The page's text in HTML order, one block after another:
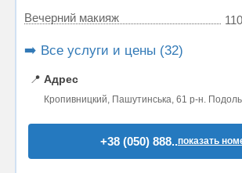
Вечерний макияж
➡️ Все услуги и цены (32)
📍 Адрес
Кропивницкий, Пашутинська, 61 р-н.
+38 (050) 888..показать